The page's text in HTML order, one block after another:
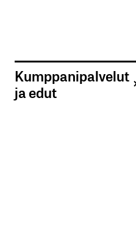
Kumppanipalvelut
ja edut